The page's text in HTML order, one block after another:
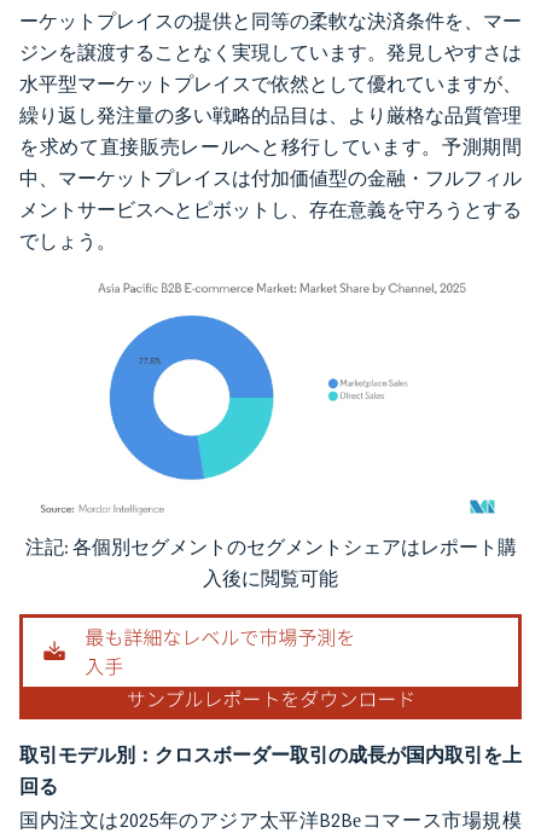
ーケットプレイスの提供と同等の柔軟な決済条件を、マー
ジンを譲渡することなく実現しています。発見しやすさは
水平型マーケットプレイスで依然として優れていますが、
繰り返し発注量の多い戦略的品目は、より厳格な品質管理
を求めて直接販売レールへと移行しています。予測期間
中、マーケットプレイスは付加価値型の金融・フルフィル
メントサービスへとピボットし、存在意義を守ろうとする
でしょう。
画像 © Mordor Intelligence。再利用にはCC BY 4.0の表示が必要です。
注記: 各個別セグメントのセグメントシェアはレポート購
入後に閲覧可能
取引モデル別：クロスボーダー取引の成長が国内取引を上
回る
国内注文は2025年のアジア太平洋B2Bеコマース市場規模